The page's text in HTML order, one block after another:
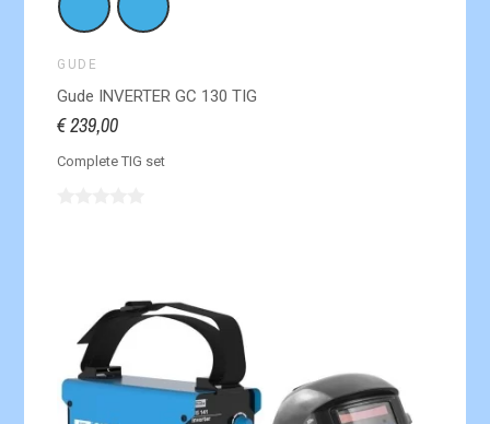
GUDE
Gude INVERTER GC 130 TIG
€ 239,00
Complete TIG set